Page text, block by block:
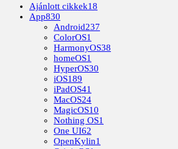
Ajánlott cikkek18
App830
Android237
ColorOS1
HarmonyOS38
homeOS1
HyperOS30
iOS189
iPadOS41
MacOS24
MagicOS10
Nothing OS1
One UI62
OpenKylin1